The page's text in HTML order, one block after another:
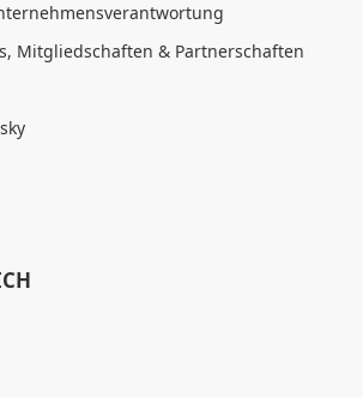
Mitgliedschaften & Partnerschaften